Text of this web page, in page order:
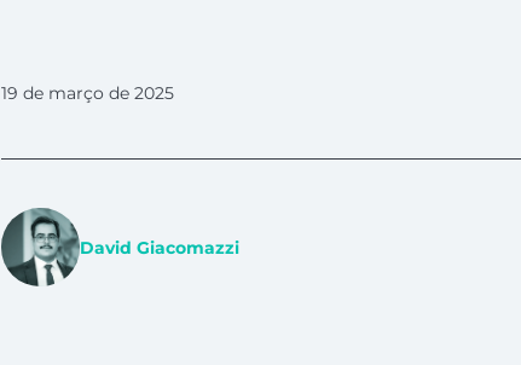
19 de março de 2025
David Giacomazzi